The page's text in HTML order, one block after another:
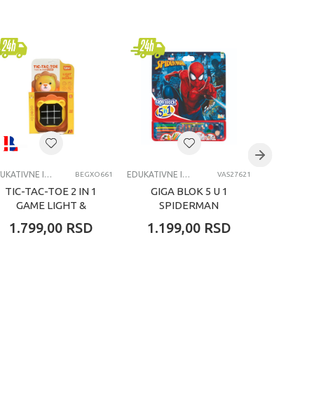
EDUKATIVNE IGRAČKE ZA DECU BEGXO661
TIC-TAC-TOE 2 IN 1
GAME LIGHT &
1.799,00 RSD
EDUKATIVNE IGRAČKE ZA DECU VAS27621
GIGA BLOK 5 U 1
SPIDERMAN
1.199,00 RSD